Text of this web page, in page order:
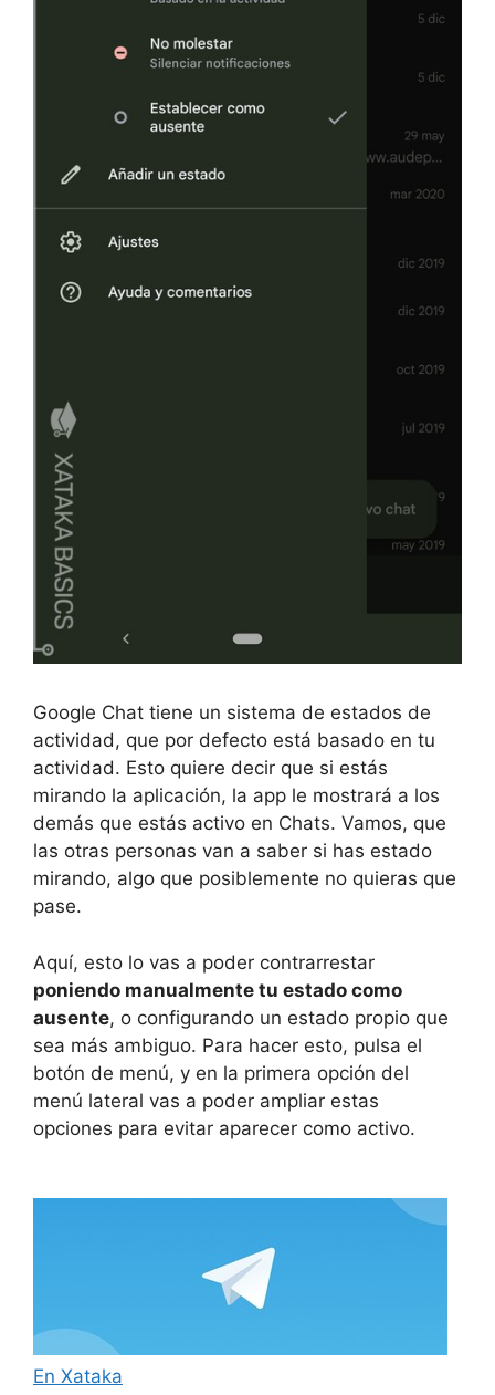
Google Chat tiene un sistema de estados de
actividad, que por defecto está basado en tu
actividad. Esto quiere decir que si estás
mirando la aplicación, la app le mostrará a los
demás que estás activo en Chats. Vamos, que
las otras personas van a saber si has estado
mirando, algo que posiblemente no quieras que
pase.
Aquí, esto lo vas a poder contrarrestar
poniendo manualmente tu estado como
ausente, o configurando un estado propio que
sea más ambiguo. Para hacer esto, pulsa el
botón de menú, y en la primera opción del
menú lateral vas a poder ampliar estas
opciones para evitar aparecer como activo.
En Xataka